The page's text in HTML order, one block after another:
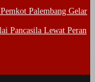
Palembang Gelar
Pancasila Lewat Peran